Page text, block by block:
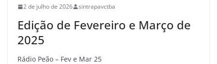
2 de julho de 2026 sintrapavctba
Edição de Fevereiro e Março de
2025
Rádio Peão – Fev e Mar 25